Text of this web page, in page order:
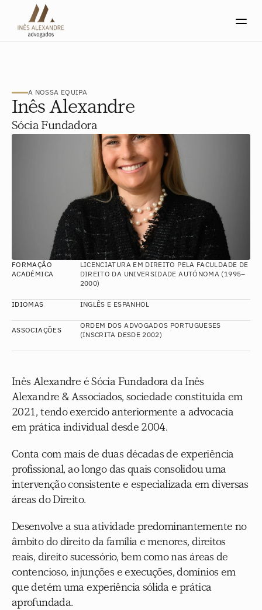
A NOSSA EQUIPA
Inês Alexandre
Sócia Fundadora
FORMAÇÃO
ACADÉMICA
LICENCIATURA EM DIREITO PELA FACULDADE DE
DIREITO DA UNIVERSIDADE AUTÓNOMA (1995–
2000)
IDIOMAS INGLÊS E ESPANHOL
ASSOCIAÇÕES
ORDEM DOS ADVOGADOS PORTUGUESES
(INSCRITA DESDE 2002)
Inês Alexandre é Sócia Fundadora da Inês
Alexandre & Associados, sociedade constituída em
2021, tendo exercido anteriormente a advocacia
em prática individual desde 2004.
Conta com mais de duas décadas de experiência
profissional, ao longo das quais consolidou uma
intervenção consistente e especializada em diversas
áreas do Direito.
Desenvolve a sua atividade predominantemente no
âmbito do direito da família e menores, direitos
reais, direito sucessório, bem como nas áreas de
contencioso, injunções e execuções, domínios em
que detém uma experiência sólida e prática
aprofundada.